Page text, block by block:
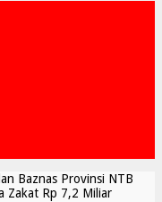
Baznas Provinsi NTB
Zakat Rp 7,2 Miliar